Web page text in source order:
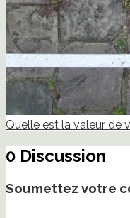
Quelle est la valeur de
0 Discussion
Soumettez votre